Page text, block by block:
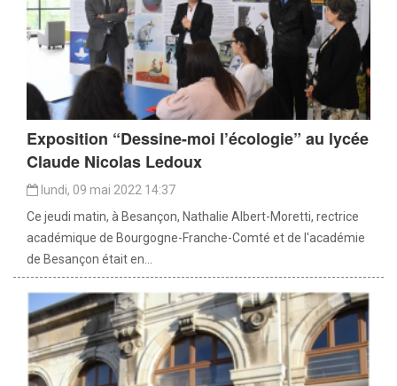
Exposition “Dessine-moi l’écologie” au lycée
Claude Nicolas Ledoux
lundi, 09 mai 2022 14:37
Ce jeudi matin, à Besançon, Nathalie Albert-Moretti, rectrice
académique de Bourgogne-Franche-Comté et de l'académie
de Besançon était en...